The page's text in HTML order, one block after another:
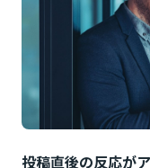
投稿直後の反応が